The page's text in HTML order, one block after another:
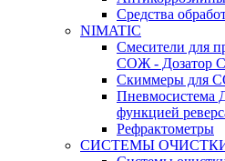
Средства
NIMATIC
Смесители для
СОЖ - Дозатор
Скиммеры для
функцией
Рефрактометры
СИСТЕМЫ